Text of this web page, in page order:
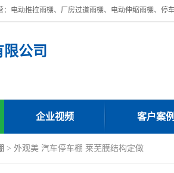
公司
企业视频 客户案例
> 外观美 汽车停车棚 莱芜膜结构定做